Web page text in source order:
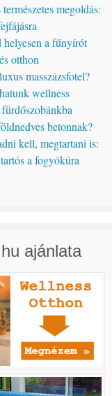
megoldás:
helyesen a fűnyírót
otthon
masszázsfotel?
wellness
betonnak?
kell, megtartani is:
a fogyókúra
ajánlata